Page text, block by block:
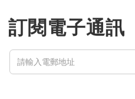
訂閱電子通訊